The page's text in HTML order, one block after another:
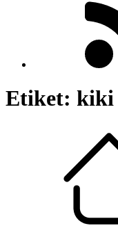
Etiket: kiki